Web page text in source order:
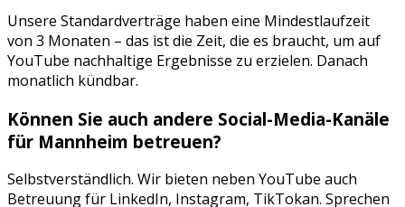
Unsere Standardverträge haben eine Mindestlaufzeit
von 3 Monaten – das ist die Zeit, die es braucht, um auf
YouTube nachhaltige Ergebnisse zu erzielen. Danach
monatlich kündbar.
Können Sie auch andere Social-Media-Kanäle
für Mannheim betreuen?
Selbstverständlich. Wir bieten neben YouTube auch
Betreuung für LinkedIn, Instagram, TikTokan. Sprechen